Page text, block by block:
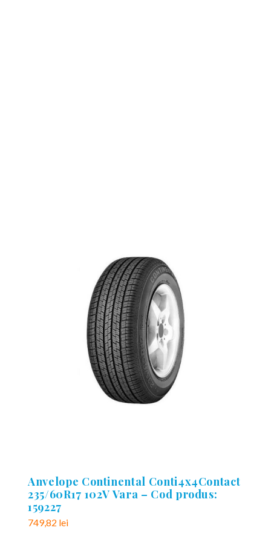
Anvelope Continental Conti4x4Contact
235/60R17 102V Vara – Cod produs:
159227
749,82 lei